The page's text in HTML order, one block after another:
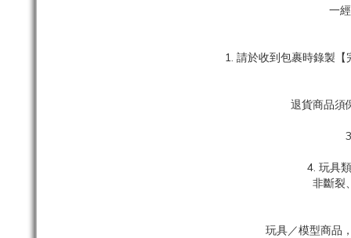
一
1. 請於收到包裹時錄製
退貨商品須
4. 玩具
非斷裂
玩具／模型商品